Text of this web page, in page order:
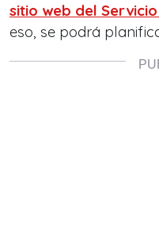
sitio web del
eso, se podrá